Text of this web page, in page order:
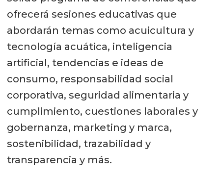
ofrecerá sesiones educativas que
abordarán temas como acuicultura y
tecnología acuática, inteligencia
artificial, tendencias e ideas de
consumo, responsabilidad social
corporativa, seguridad alimentaria y
cumplimiento, cuestiones laborales y
gobernanza, marketing y marca,
sostenibilidad, trazabilidad y
transparencia y más.